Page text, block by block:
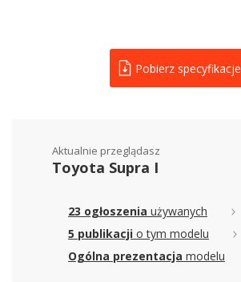
Pobierz specyfikacje
Aktualnie przeglądasz
Toyota Supra I
23 ogłoszenia używanych
5 publikacji o tym modelu
Ogólna prezentacja modelu